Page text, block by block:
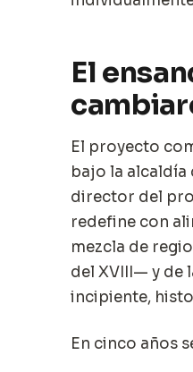
El
El proyecto
bajo la alcaldía
director del
redefine con
mezcla de
del XVIII— y de
incipiente,
En cinco años